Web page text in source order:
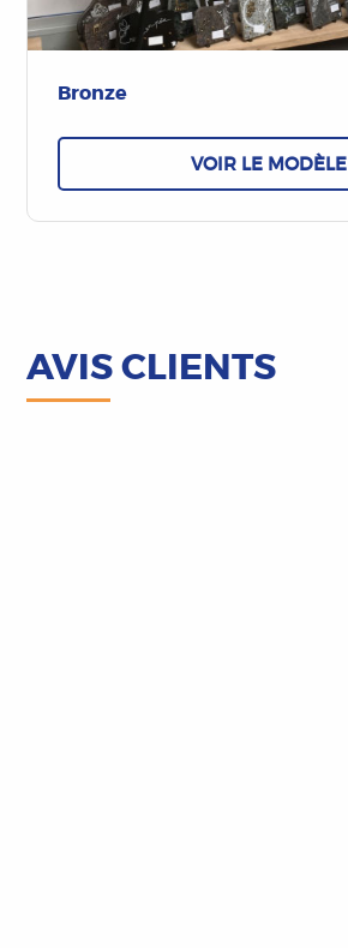
Bronze
VOIR LE MODÈLE
AVIS CLIENTS